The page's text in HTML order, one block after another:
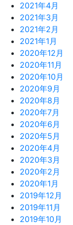
2021年4月
2021年3月
2021年2月
2021年1月
2020年12月
2020年11月
2020年10月
2020年9月
2020年8月
2020年7月
2020年6月
2020年5月
2020年4月
2020年3月
2020年2月
2020年1月
2019年12月
2019年11月
2019年10月